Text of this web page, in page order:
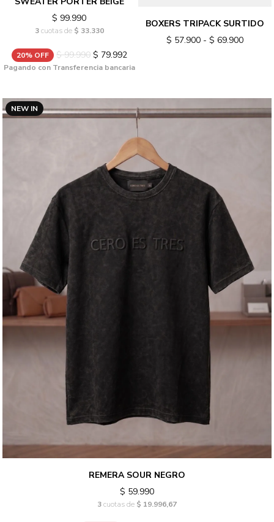
$ 99.990
3cuotas de $ 33.330
20% OFF $ 99.990$ 79.992
Pagando con Transferencia bancaria
BOXERS TRIPACK SURTIDO
$ 57.900 - $ 69.900
NEW IN
REMERA SOUR NEGRO
$ 59.990
3cuotas de $ 19.996,67